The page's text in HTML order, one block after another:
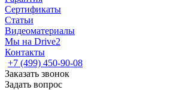
Сертификаты
Статьи
Видеоматериалы
Мы на Drive2
Контакты
+7 (499) 450-90-08
Заказать звонок
Задать вопрос